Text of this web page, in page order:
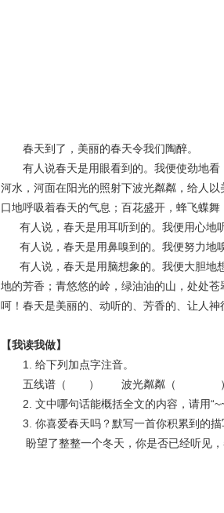
春天到了，美丽的春天令我们陶醉。
有人说春天是用眼看到的。我便使劲地看
河水，河面在阳光的照射下波光粼粼，给人
口地呼吸着春天的气息；百花盛开，蜂飞蝶
有人说，春天是用耳听到的。我便用心地
有人说，春天是用鼻嗅到的。我便努力地
有人说，春天是用脑想象的。我便大胆地
地的芳香；青悠悠的岭，绿油油的山，处处
呵！春天是美丽的、动听的、芳香的、让人
【我读我做】
1. 给下列加点字注音。
五线谱（ ） 波光粼粼（ ）
2. 文中哪句话能概括全文的内容，请用
3. 你喜爱春天吗？默写一首你积累到的描
盼望了整整一个冬天，你是否已经听见，